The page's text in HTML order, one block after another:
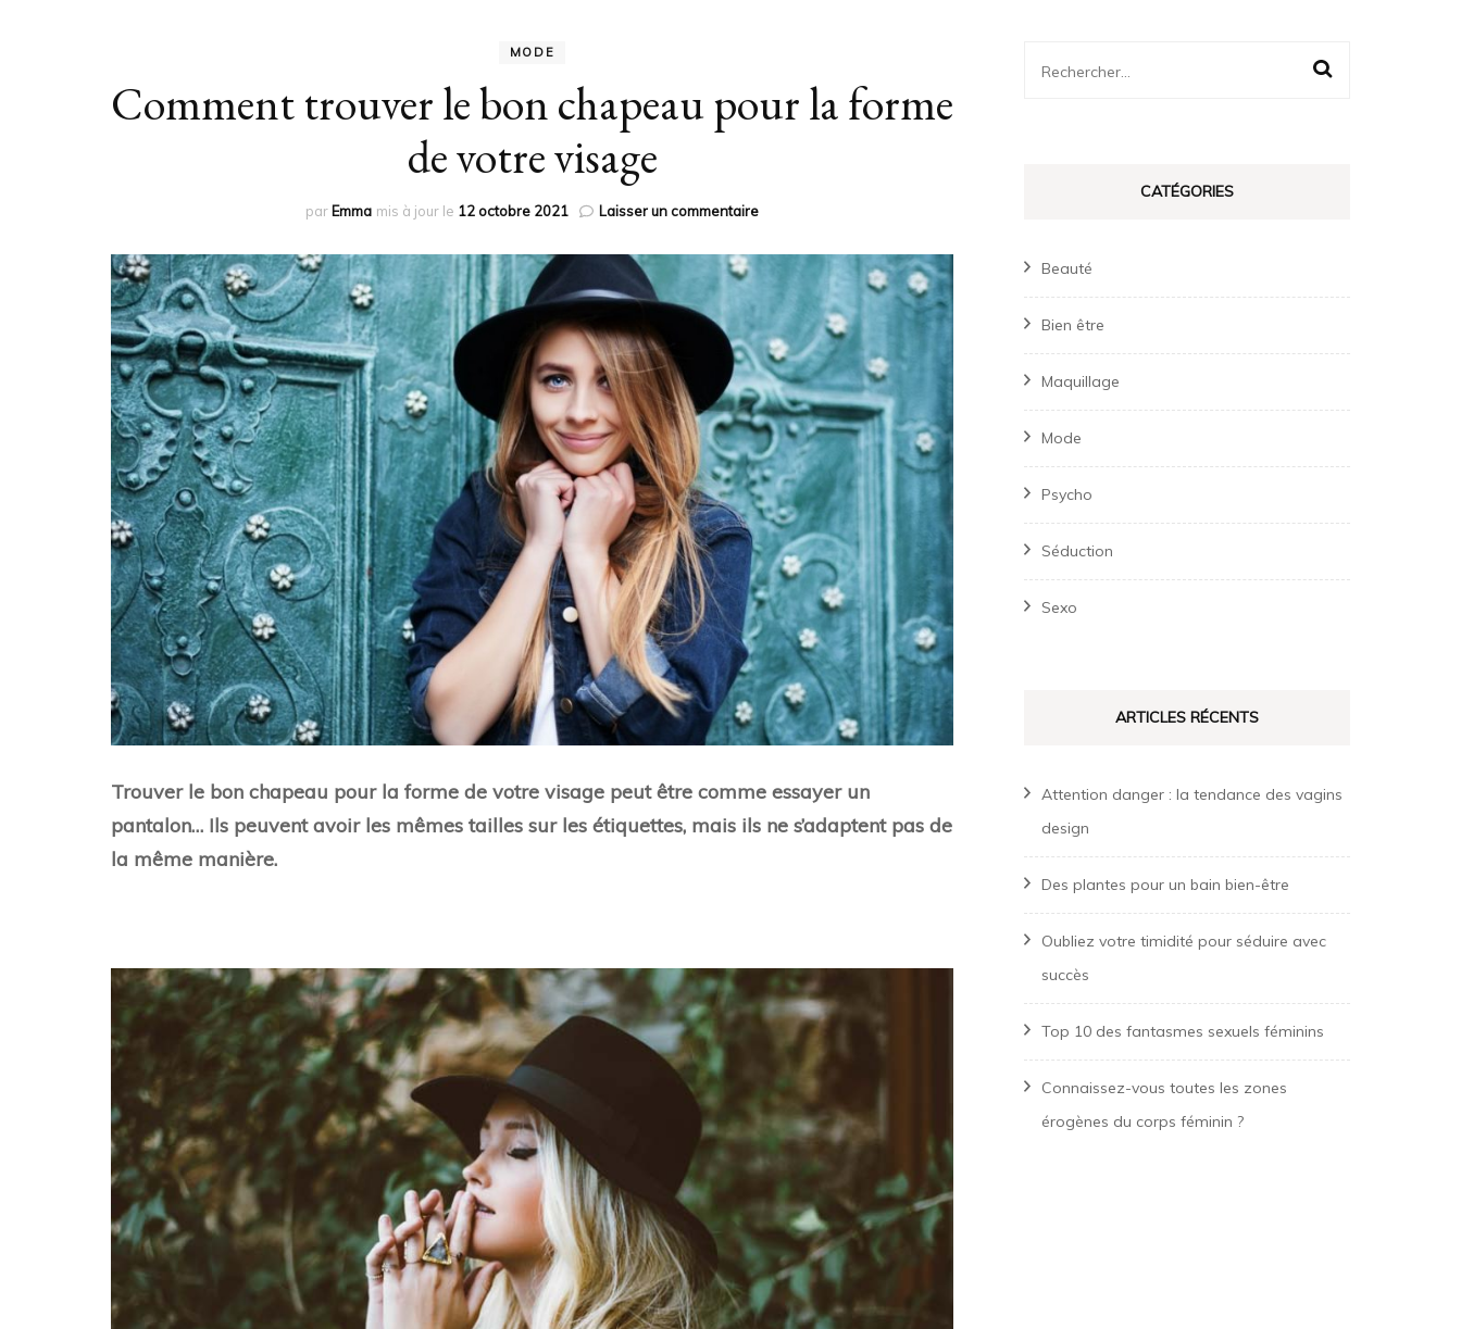
MODE
Comment trouver le bon chapeau pour la forme
de votre visage
par Emma mis à jour le 12 octobre 2021 Laisser un commentairesur
trouver
chapeau
pour
la
forme
de
votre
visage
Trouver le bon chapeau pour la forme de votre visage peut être comme essayer un
pantalon… Ils peuvent avoir les mêmes tailles sur les étiquettes, mais ils ne s’adaptent pas de
la même manière.
Rechercher :
CATÉGORIES
Beauté
Bien être
Maquillage
Mode
Psycho
Séduction
Sexo
ARTICLES RÉCENTS
Attention danger : la tendance des vagins
design
Des plantes pour un bain bien-être
Oubliez votre timidité pour séduire avec
succès
Top 10 des fantasmes sexuels féminins
Connaissez-vous toutes les zones
érogènes du corps féminin ?